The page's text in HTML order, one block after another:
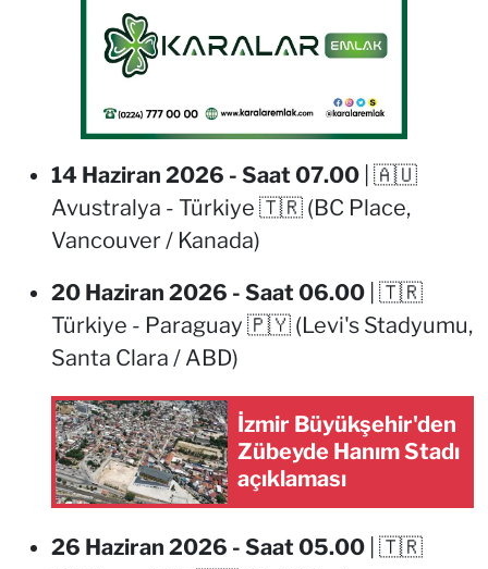
14 Haziran 2026 - Saat 07.00| 🇦🇺
Avustralya - Türkiye 🇹🇷 (BC Place,
Vancouver / Kanada)
20 Haziran 2026 - Saat 06.00| 🇹🇷
Türkiye - Paraguay 🇵🇾 (Levi's Stadyumu,
Santa Clara / ABD)
İzmir Büyükşehir'den
Zübeyde Hanım Stadı
açıklaması
26 Haziran 2026 - Saat 05.00| 🇹🇷